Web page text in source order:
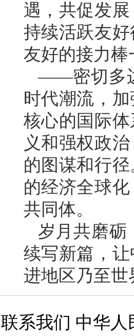
遇，共促发
持续活跃友
友好的接力
——密切多
时代潮流，
核心的国际
义和强权政
的图谋和行
的经济全球
共同体。
岁月共磨砺
续写新篇，
进地区乃至
联系我们 中华